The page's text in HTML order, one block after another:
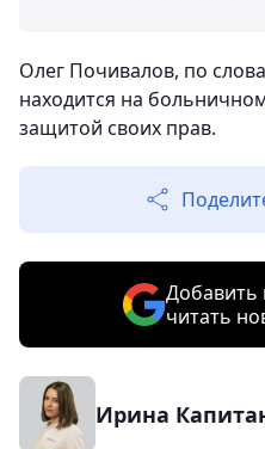
Олег Почивалов, по
находится на
защитой своих прав.
Добавить
читать
Ирина